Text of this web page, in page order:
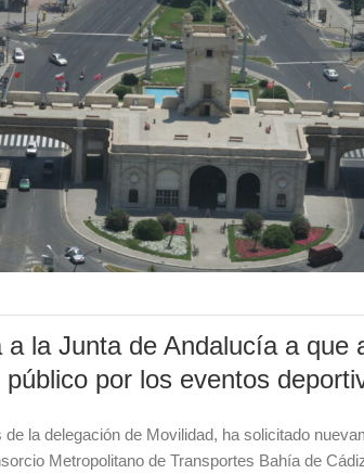
a la Junta de Andalucía a que
por los eventos
la delegación de Movilidad, ha solicitado
Metropolitano de Transportes Bahía de